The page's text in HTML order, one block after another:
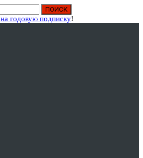
на годовую подписку!